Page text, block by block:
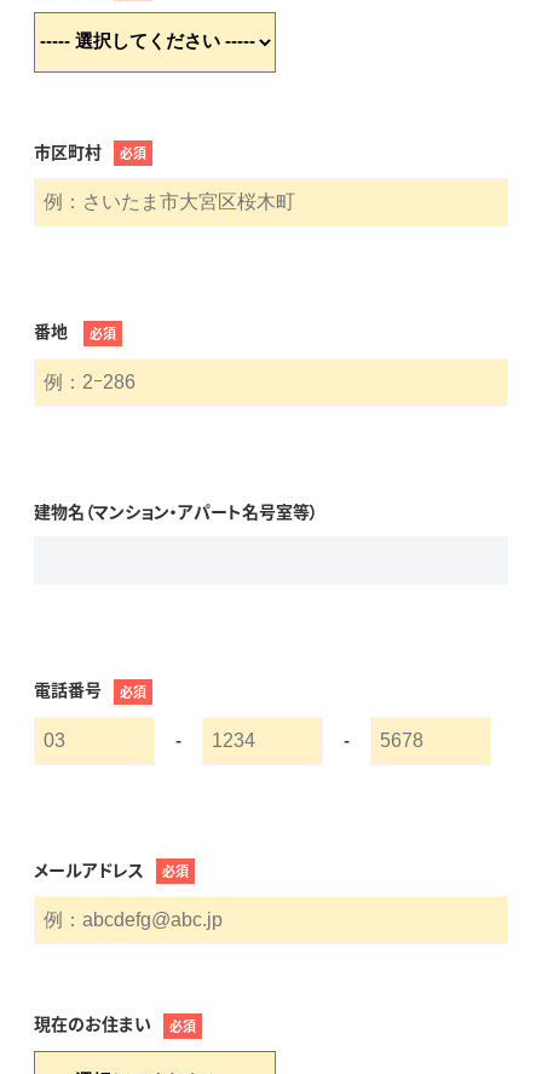
市区町村 必須
番地 必須
建物名（マンション・アパート名号室等）
電話番号 必須
- -
メールアドレス 必須
現在のお住まい 必須